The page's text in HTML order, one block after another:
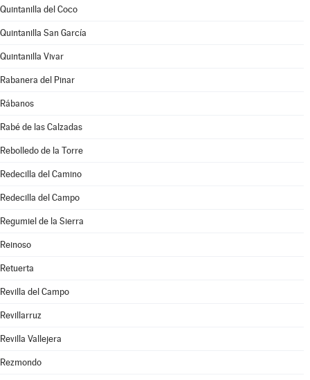
Quintanilla del Coco
Quintanilla San García
Quintanilla Vivar
Rabanera del Pinar
Rábanos
Rabé de las Calzadas
Rebolledo de la Torre
Redecilla del Camino
Redecilla del Campo
Regumiel de la Sierra
Reinoso
Retuerta
Revilla del Campo
Revillarruz
Revilla Vallejera
Rezmondo